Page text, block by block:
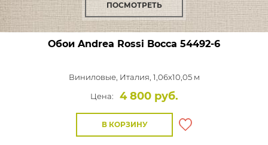
ПОСМОТРЕТЬ
Обои Andrea Rossi Bocca 54492-6
Виниловые, Италия, 1,06x10,05 м
Цена:
4 800 руб.
В КОРЗИНУ